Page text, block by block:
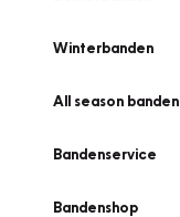
Winterbanden
All season banden
Bandenservice
Bandenshop